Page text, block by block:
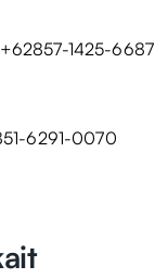
1425-6687
6291-0070